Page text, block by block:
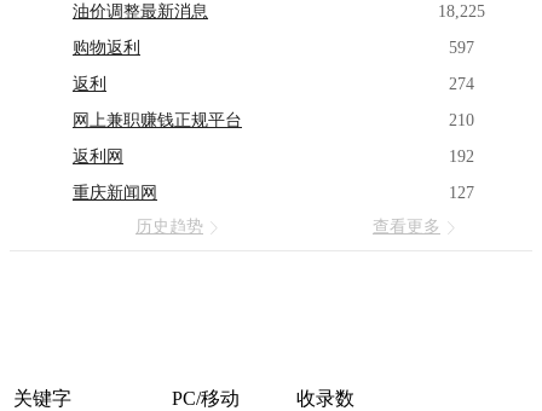
油价调整最新消息
18,225
购物返利
597
返利
274
网上兼职赚钱正规平台
210
返利网
192
重庆新闻网
127
历史趋势
查看更多
关键字 PC/移动
收录数